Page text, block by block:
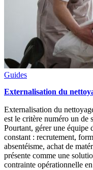
Guides
Externalisation du
Externalisation du
est le critère numéro un de
Pourtant, gérer une équipe
constant : recrutement,
absentéisme, achat de
présente comme une
contrainte opérationnelle